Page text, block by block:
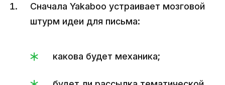
Сначала Yakaboo устраивает мозговой
штурм идеи для письма:
какова будет механика;